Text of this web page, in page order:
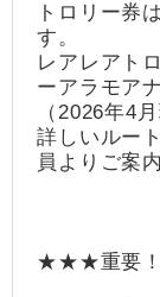
トロリー券
す。
レアレアト
ーアラモア
（2026年4月
詳しいルー
員よりご案
★★★重要！